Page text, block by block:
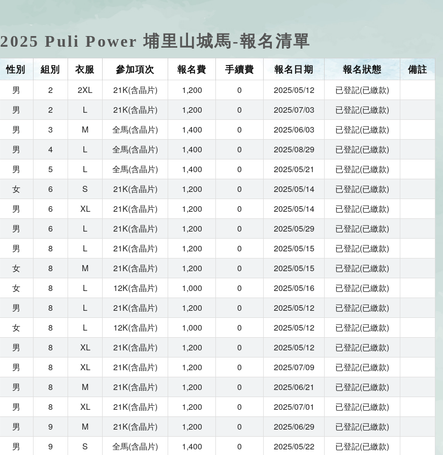
2025 Puli Power 埔里山城馬-報名清單
性別 組別 衣服 參加項次 報名費 手續費 報名日期 報名狀態 備註
男 2 2XL 21K(含晶片) 1,200 0 2025/05/12
已登記(已繳款)
男 2 L 21K(含晶片) 1,200 0 2025/07/03
已登記(已繳款)
男 3 M 全馬(含晶片) 1,400 0 2025/06/03
已登記(已繳款)
男 4 L 全馬(含晶片) 1,400 0 2025/08/29
已登記(已繳款)
男 5 L 全馬(含晶片) 1,400 0 2025/05/21
已登記(已繳款)
女 6 S 21K(含晶片) 1,200 0 2025/05/14
已登記(已繳款)
男 6 XL 21K(含晶片) 1,200 0 2025/05/14
已登記(已繳款)
男 6 L 21K(含晶片) 1,200 0 2025/05/29
已登記(已繳款)
男 8 L 21K(含晶片) 1,200 0 2025/05/15
已登記(已繳款)
女 8 M 21K(含晶片) 1,200 0 2025/05/15
已登記(已繳款)
女 8 L 12K(含晶片) 1,000 0 2025/05/16
已登記(已繳款)
男 8 L 21K(含晶片) 1,200 0 2025/05/12
已登記(已繳款)
女 8 L 12K(含晶片) 1,000 0 2025/05/12
已登記(已繳款)
男 8 XL 21K(含晶片) 1,200 0 2025/05/12
已登記(已繳款)
男 8 XL 21K(含晶片) 1,200 0 2025/07/09
已登記(已繳款)
男 8 M 21K(含晶片) 1,200 0 2025/06/21
已登記(已繳款)
男 8 XL 21K(含晶片) 1,200 0 2025/07/01
已登記(已繳款)
男 9 M 21K(含晶片) 1,200 0 2025/06/29
已登記(已繳款)
男 9 S 全馬(含晶片) 1,400 0 2025/05/22 已登記(已繳款)